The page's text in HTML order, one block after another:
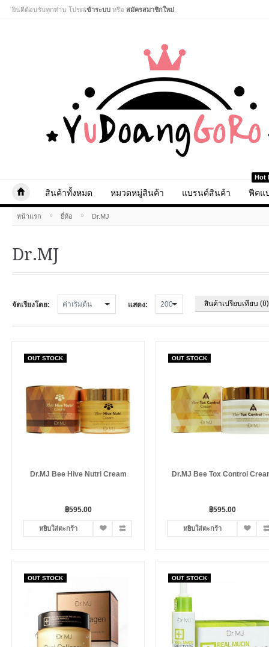
ยินดีต้อนรับทุกท่าน โปรดเข้าระบบ หรือ สมัครสมาชิกใหม่
สินค้าทั้งหมด หมวดหมู่สินค้า แบรนด์สินค้า
Hot
ฟีคแ
หน้าแรก » ยี่ห้อ » Dr.MJ
Dr.MJ
จัดเรียงโดย: แสดง: สินค้าเปรียบเทียบ (0)
OUT STOCK
Dr.MJ Bee Hive Nutri Cream
฿595.00
หยิบใส่ตะกร้า
OUT STOCK
Dr.MJ Bee Tox Control
฿595.00
หยิบใส่ตะกร้า
OUT STOCK OUT STOCK